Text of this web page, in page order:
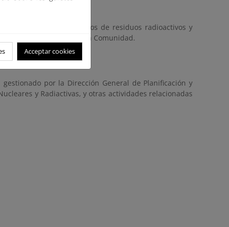
y control de traslados de residuos radioactivos y
destino al exterior de la Comunidad.
por la Dirección General de Planificación y
y Radiactivas, y otras actividades relacionadas
Acceptar cookies